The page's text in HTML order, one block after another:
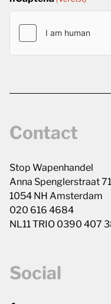
Contact
Stop Wapenhandel
Anna Spenglerstraat 71
1054 NH Amsterdam
020 616 4684
NL11 TRIO 0390 407
Social